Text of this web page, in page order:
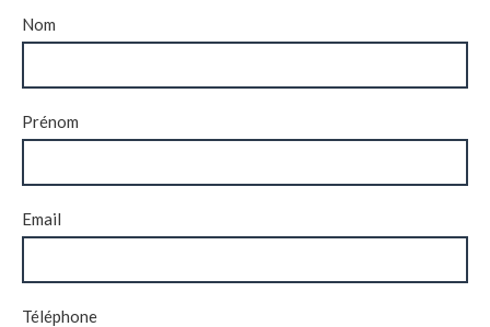
Nom
Prénom
Email
Téléphone